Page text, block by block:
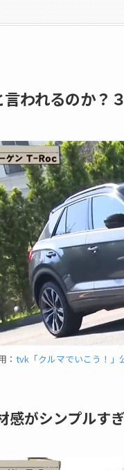
われるのか？
： tvk「クルマでいこう！」
がシンプルす